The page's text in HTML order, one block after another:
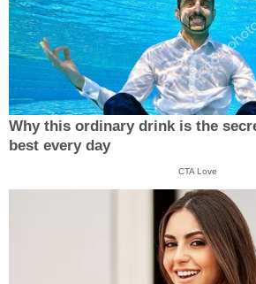
Why this ordinary drink is the
best every day
CTA Love